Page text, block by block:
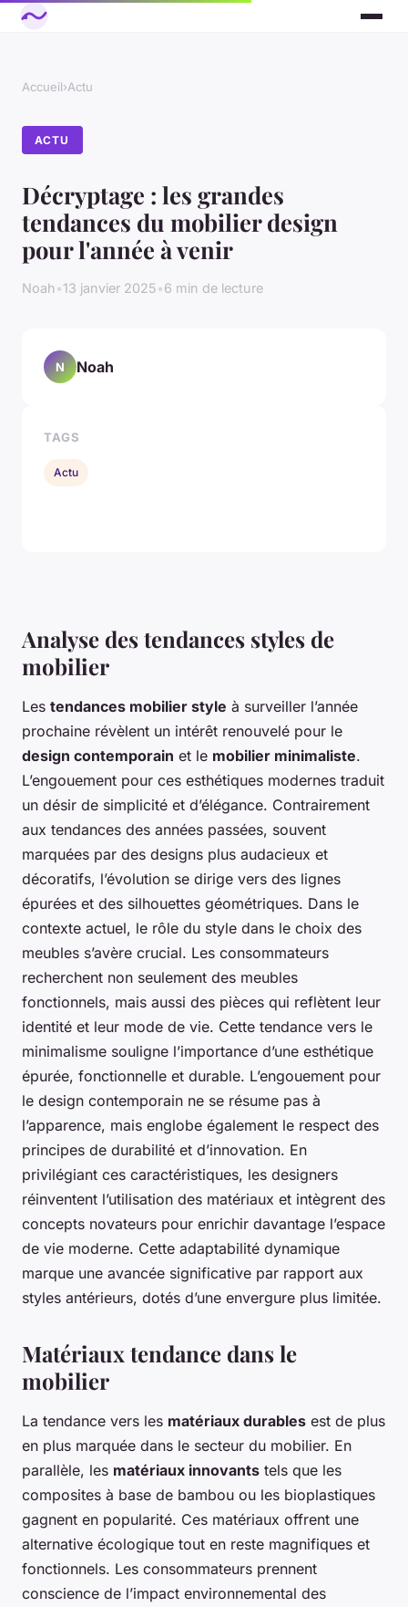
Accueil›Actu
ACTU
Décryptage : les grandes
tendances du mobilier design
pour l'année à venir
Noah•13 janvier 2025•6 min de lecture
Analyse des tendances styles de
mobilier
Les tendances mobilier style à surveiller l’année
prochaine révèlent un intérêt renouvelé pour le
design contemporain et le mobilier minimaliste.
L’engouement pour ces esthétiques modernes traduit
un désir de simplicité et d’élégance. Contrairement
aux tendances des années passées, souvent
marquées par des designs plus audacieux et
décoratifs, l’évolution se dirige vers des lignes
épurées et des silhouettes géométriques. Dans le
contexte actuel, le rôle du style dans le choix des
meubles s’avère crucial. Les consommateurs
recherchent non seulement des meubles
fonctionnels, mais aussi des pièces qui reflètent leur
identité et leur mode de vie. Cette tendance vers le
minimalisme souligne l’importance d’une esthétique
épurée, fonctionnelle et durable. L’engouement pour
le design contemporain ne se résume pas à
l’apparence, mais englobe également le respect des
principes de durabilité et d’innovation. En
privilégiant ces caractéristiques, les designers
réinventent l’utilisation des matériaux et intègrent des
concepts novateurs pour enrichir davantage l’espace
de vie moderne. Cette adaptabilité dynamique
marque une avancée significative par rapport aux
styles antérieurs, dotés d’une envergure plus limitée.
Matériaux tendance dans le
mobilier
La tendance vers les matériaux durables est de plus
en plus marquée dans le secteur du mobilier. En
parallèle, les matériaux innovants tels que les
composites à base de bambou ou les bioplastiques
gagnent en popularité. Ces matériaux offrent une
alternative écologique tout en reste magnifiques et
fonctionnels. Les consommateurs prennent
conscience de l’impact environnemental des
N Noah
TAGS
Actu